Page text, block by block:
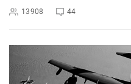
13908 44